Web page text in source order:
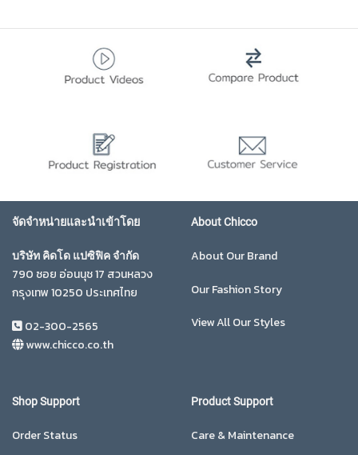
จัดจำหน่ายและนำเข้าโดย
บริษัท คิดโด แปซิฟิค จำกัด
790 ซอย อ่อนนุช 17 สวนหลวง
กรุงเทพ 10250 ประเทศไทย
02-300-2565
www.chicco.co.th
About Chicco
About Our Brand
Our Fashion Story
View All Our Styles
Shop Support
Order Status
Product Support
Care & Maintenance